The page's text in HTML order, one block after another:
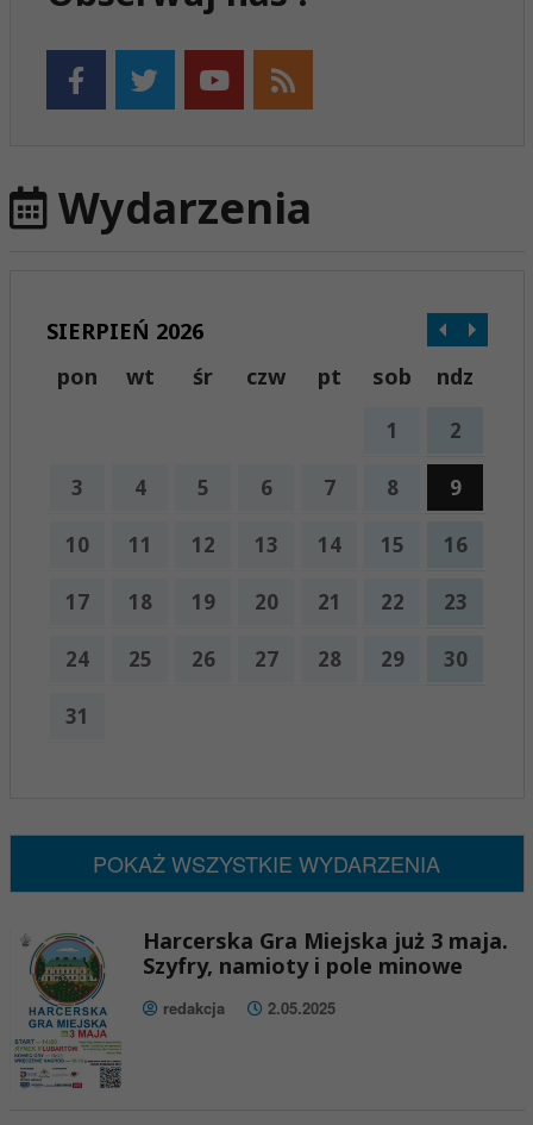
Wydarzenia
SIERPIEŃ 2026
pon
wt śr czw pt sob ndz
1 2
3 4 5 6 7 8 9
10 11 12 13 14 15 16
17 18 19 20 21 22 23
24 25 26 27 28 29 30
31
POKAŻ WSZYSTKIE WYDARZENIA
Harcerska Gra Miejska już 3 maja.
Szyfry, namioty i pole minowe
redakcja 2.05.2025